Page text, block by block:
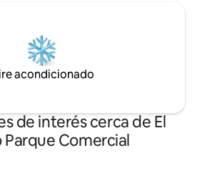
comodidad y
en El Poblado.
moderno y
para disfrutar
acondicionado
de interés cerca de El
Parque Comercial